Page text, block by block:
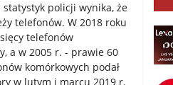
policji wynika, że
telefonów. W 2018 roku
telefonów
a w 2005 r. - prawie 60
komórkowych podał
w lutym i marcu 2019 r.